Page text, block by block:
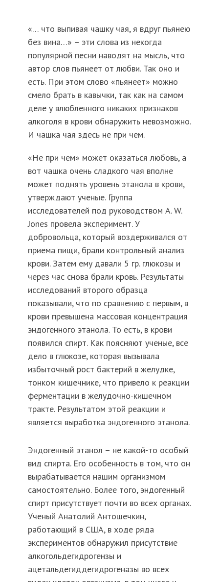
«… что выпивая чашку чая, я вдруг пьянею
без вина…» – эти слова из некогда
популярной песни наводят на мысль, что
автор слов пьянеет от любви. Так оно и
есть. При этом слово «пьянеет» можно
смело брать в кавычки, так как на самом
деле у влюбленного никаких признаков
алкоголя в крови обнаружить невозможно.
И чашка чая здесь не при чем.
«Не при чем» может оказаться любовь, а
вот чашка очень сладкого чая вполне
может поднять уровень этанола в крови,
утверждают ученые. Группа
исследователей под руководством A. W.
Jones провела эксперимент. У
добровольца, который воздерживался от
приема пищи, брали контрольный анализ
крови. Затем ему давали 5 гр. глюкозы и
через час снова брали кровь. Результаты
исследований второго образца
показывали, что по сравнению с первым, в
крови превышена массовая концентрация
эндогенного этанола. То есть, в крови
появился спирт. Как поясняют ученые, все
дело в глюкозе, которая вызывала
избыточный рост бактерий в желудке,
тонком кишечнике, что привело к реакции
ферментации в желудочно-кишечном
тракте. Результатом этой реакции и
является выработка эндогенного этанола.
Эндогенный этанол – не какой-то особый
вид спирта. Его особенность в том, что он
вырабатывается нашим организмом
самостоятельно. Более того, эндогенный
спирт присутствует почти во всех органах.
Ученый Анатолий Антошечкин,
работающий в США, в ходе ряда
экспериментов обнаружил присутствие
алкогольдегидрогензы и
ацетальдегиддегидрогеназы во всех